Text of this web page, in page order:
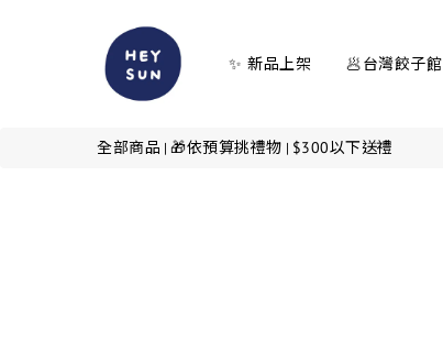
✨ 新品上架 🥟台灣餃子館
全部商品 | 🎁依預算挑禮物 | $300以下送禮